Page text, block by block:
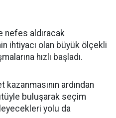
nefes aldıracak
ihtiyacı olan büyük ölçekli
hızlı başladı.
kazanmasının ardından
buluşarak seçim
yolu da